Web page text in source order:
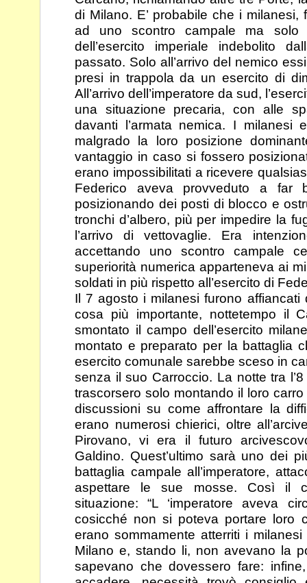
di Milano. E’ probabile che i milanesi,
ad uno scontrocampale ma solo
dell’esercito imperiale indebolito
passato. Solo all’arrivo del nemico
presi in trappola da un esercito di
All’arrivo dell’imperatore da sud,
una situazione precaria, con alle
davanti l’armata nemica. I milanesi
malgrado la loro posizione
vantaggio in caso si fossero
erano impossibilitati a ricevere
Federico aveva provveduto a far
posizionando dei posti di blocco e
tronchi d’albero, più per impedire la
l’arrivo divettovaglie. Era
accettando uno scontro campale
superiorità numerica apparteneva ai
soldati in più rispetto all’esercito di
Il 7 agosto i milanesi furono
cosa più importante, nottetempo il
smontato il campo dell’esercito
montato e preparato per la battaglia
esercito comunale sarebbe sceso in
senza il suo Carroccio. La notte tra
trascorsero solo montando il loro
discussioni su come affrontare la
erano numerosi chierici, oltre
Pirovano, vi era il futuro
Galdino. Quest’ultimo sarà uno dei
battaglia campale all’imperatore,
aspettare le sue mosse. Così il
situazione: “L ‘imperatore aveva
cosicché nonsi poteva portare loro
erano sommamente atterriti i
Milano e, stando li, non avevano la
sapevano che dovessero fare: